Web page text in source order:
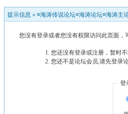
提示信息 » ≡海涛传说论坛≡海涛论坛≡海涛主
您没有登录或者您没有权限访问此页面，
您还没有登录或注册，暂时
您还不是论坛会员,请先登录
登